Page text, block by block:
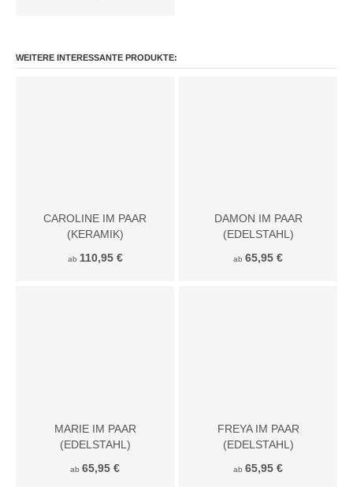
WEITERE INTERESSANTE PRODUKTE:
CAROLINE IM PAAR
(KERAMIK)
ab 110,95 €
DAMON IM PAAR
(EDELSTAHL)
ab 65,95 €
MARIE IM PAAR
(EDELSTAHL)
ab 65,95 €
FREYA IM PAAR
(EDELSTAHL)
ab 65,95 €